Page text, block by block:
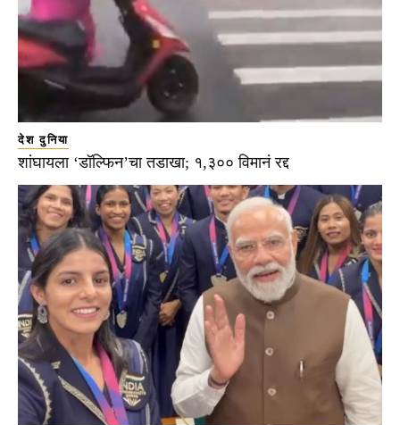
देश दुनिया
शांघायला ‘डॉल्फिन’चा तडाखा; १,३०० विमानं रद्द